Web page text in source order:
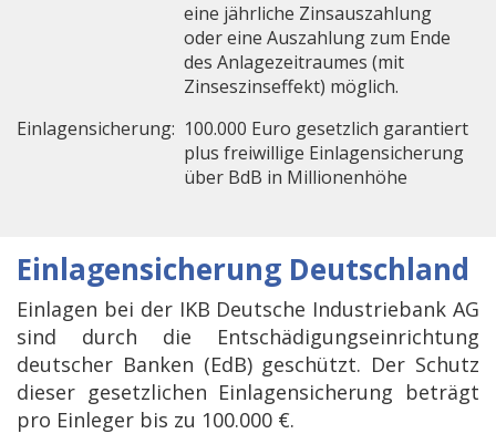
eine jährliche Zinsauszahlung
oder eine Auszahlung zum Ende
des Anlagezeitraumes (mit
Zinseszinseffekt) möglich.
Einlagensicherung: 100.000 Euro gesetzlich garantiert
plus freiwillige Einlagensicherung
über BdB in Millionenhöhe
Einlagensicherung Deutschland
Einlagen bei der IKB Deutsche Industriebank AG
sind durch die Entschädigungseinrichtung
deutscher Banken (EdB) geschützt. Der Schutz
dieser gesetzlichen Einlagensicherung beträgt
pro Einleger bis zu 100.000 €.